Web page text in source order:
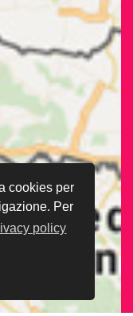
cookies per
Per
policy